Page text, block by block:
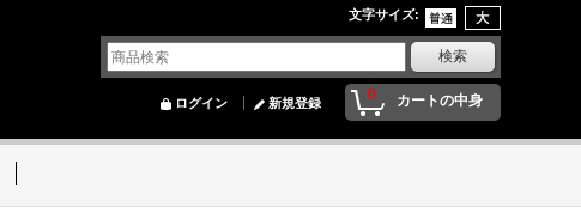
文字サイズ:
0 カートの中身
ログイン 新規登録